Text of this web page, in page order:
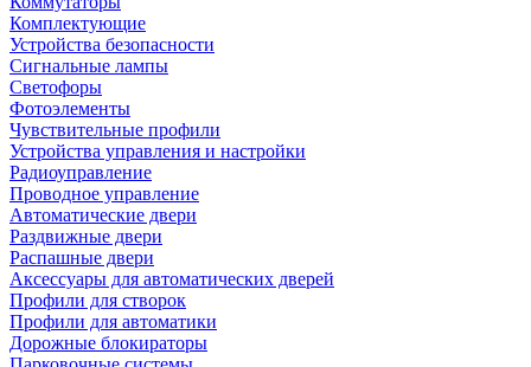
Комплектующие
Устройства безопасности
Сигнальные лампы
Светофоры
Фотоэлементы
Чувствительные профили
Устройства управления и настройки
Радиоуправление
Проводное управление
Автоматические двери
Раздвижные двери
Распашные двери
Аксессуары для автоматических дверей
Профили для створок
Профили для автоматики
Дорожные блокираторы